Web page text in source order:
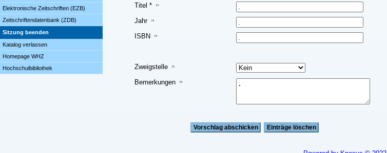
Elektronische Zeitschriften (EZB)
Zeitschriftendatenbank (ZDB)
Sitzung beenden
Katalog verlassen
Homepage WHZ
Hochschulbibliothek
Titel *
Jahr
ISBN
Zweigstelle
Bemerkungen